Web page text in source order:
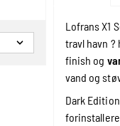
Lofrans X1
travl havn ?
finish og
vand og
Dark